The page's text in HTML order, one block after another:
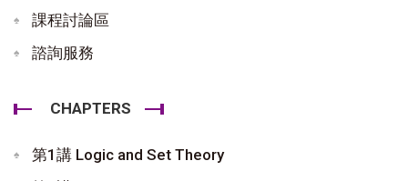
課程討論區
諮詢服務
CHAPTERS
第1講 Logic and Set Theory